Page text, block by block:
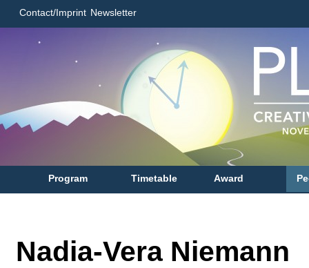
Contact/Imprint Newsletter
Program Timetable Award
Nadia-Vera Niemann